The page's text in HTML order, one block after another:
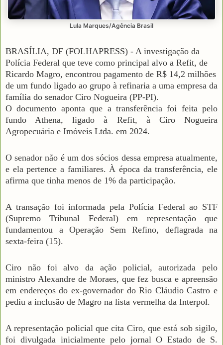
Lula Marques/Agência Brasil
BRASÍLIA, DF (FOLHAPRESS) - A investigação da
Polícia Federal que teve como principal alvo a Refit, de
Ricardo Magro, encontrou pagamento de R$ 14,2 milhões
de um fundo ligado ao grupo à refinaria a uma empresa da
família do senador Ciro Nogueira (PP-PI).
O documento aponta que a transferência foi feita pelo
fundo Athena, ligado à Refit, à Ciro Nogueira
Agropecuária e Imóveis Ltda. em 2024.
O senador não é um dos sócios dessa empresa atualmente,
e ela pertence a familiares. À época da transferência, ele
afirma que tinha menos de 1% da participação.
A transação foi informada pela Polícia Federal ao STF
(Supremo Tribunal Federal) em representação que
fundamentou a Operação Sem Refino, deflagrada na
sexta-feira (15).
Ciro não foi alvo da ação policial, autorizada pelo
ministro Alexandre de Moraes, que fez busca e apreensão
em endereços do ex-governador do Rio Cláudio Castro e
pediu a inclusão de Magro na lista vermelha da Interpol.
A representação policial que cita Ciro, que está sob sigilo,
foi divulgada inicialmente pelo jornal O Estado de S.